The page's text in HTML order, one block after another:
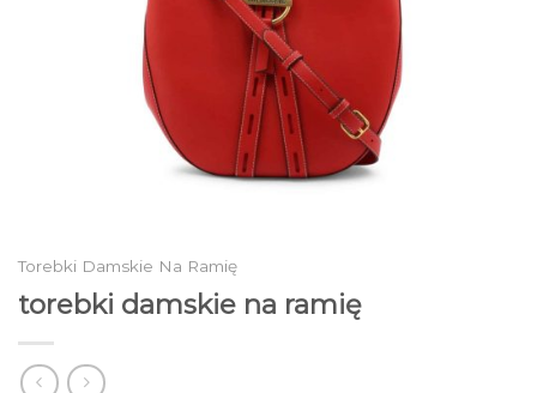
Torebki Damskie Na Ramię
torebki damskie na ramię